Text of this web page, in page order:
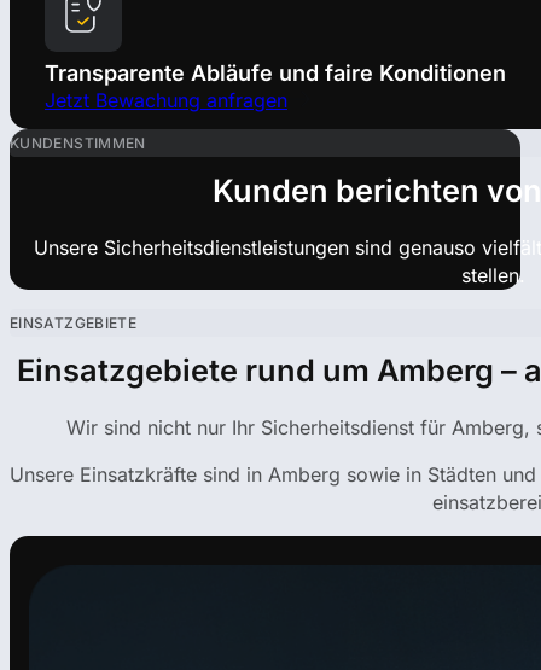
Transparente Abläufe und faire Konditionen
Jetzt Bewachung anfragen
KUNDENSTIMMEN
Kunden berichten
Unsere Sicherheitsdienstleistungen sind genauso
stellen.
EINSATZGEBIETE
Einsatzgebiete rund um Amberg –
Wir sind nicht nur Ihr Sicherheitsdienst für
Unsere Einsatzkräfte sind in Amberg sowie in Städten